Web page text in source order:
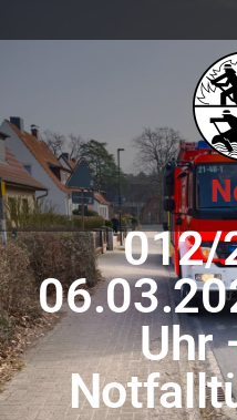
012/
Uhr